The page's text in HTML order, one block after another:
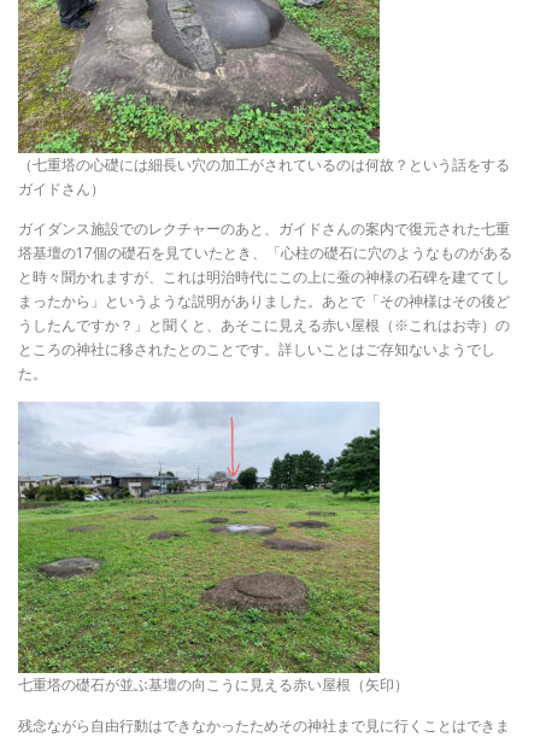
（七重塔の心礎には細長い穴の加工がされているのは何故？という話をする
ガイドさん）
ガイダンス施設でのレクチャーのあと、ガイドさんの案内で復元された七重
塔基壇の17個の礎石を見ていたとき、「心柱の礎石に穴のようなものがある
と時々聞かれますが、これは明治時代にこの上に蚕の神様の石碑を建ててし
まったから」というような説明がありました。あとで「その神様はその後ど
うしたんですか？」と聞くと、あそこに見える赤い屋根（※これはお寺）の
ところの神社に移されたとのことです。詳しいことはご存知ないようでし
た。
七重塔の礎石が並ぶ基壇の向こうに見える赤い屋根（矢印）
残念ながら自由行動はできなかったためその神社まで見に行くことはできま